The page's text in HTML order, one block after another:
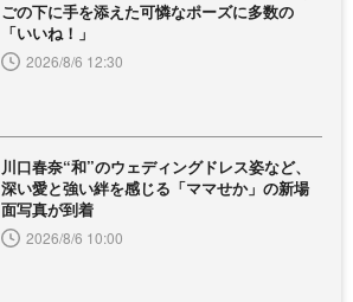
ごの下に手を添えた可憐なポーズに多数の
「いいね！」
2026/8/6 12:30
川口春奈“和”のウェディングドレス姿など、
深い愛と強い絆を感じる「ママせか」の新場
面写真が到着
2026/8/6 10:00